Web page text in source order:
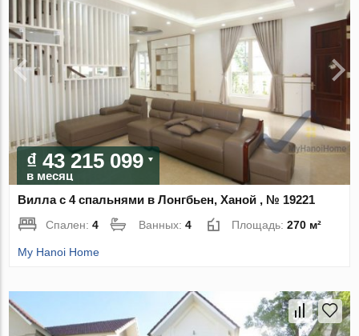
₫ 43 215 099
в месяц
Вилла с 4 спальнями в Лонгбьен, Ханой , № 19221
Спален:4 Ванных:4 Площадь:270 м²
My Hanoi Home